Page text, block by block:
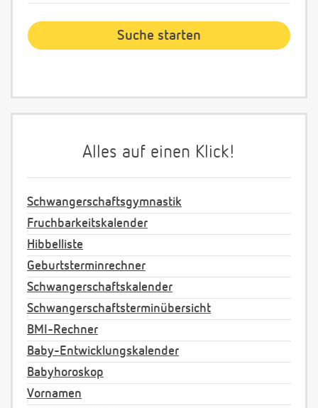
Alles auf einen Klick!
Schwangerschaftsgymnastik
Fruchbarkeitskalender
Hibbelliste
Geburtsterminrechner
Schwangerschaftskalender
Schwangerschaftsterminübersicht
BMI-Rechner
Baby-Entwicklungskalender
Babyhoroskop
Vornamen